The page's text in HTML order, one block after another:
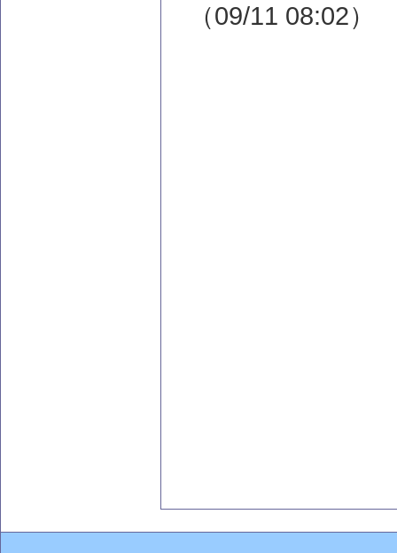
（09/11 08:02）